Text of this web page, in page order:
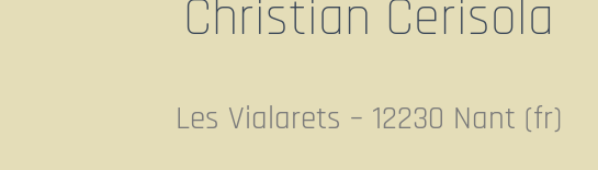
Christian Cerisola
Les Vialarets – 12230 Nant (fr)